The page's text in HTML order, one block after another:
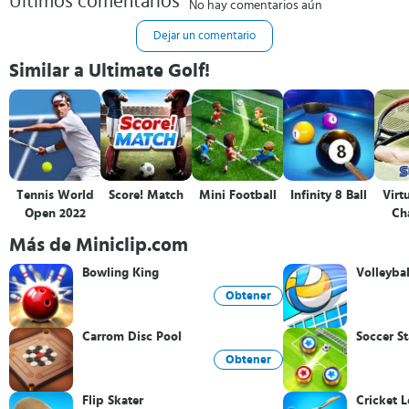
No hay comentarios aún
Dejar un comentario
Similar a Ultimate Golf!
Tennis World
Open 2022
Score! Match Mini Football Infinity 8 Ball
Más de Miniclip.com
Bowling King
Obtener
Carrom Disc Pool
Obtener
Flip Skater
Soccer
Cricket